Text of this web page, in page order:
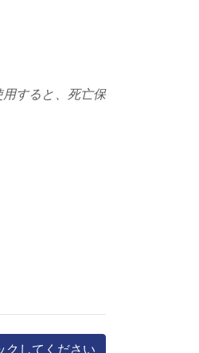
すると、死亡保
クしてください